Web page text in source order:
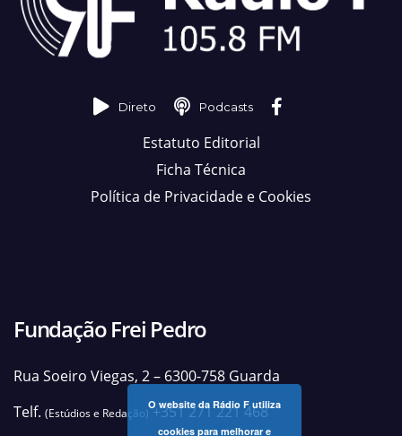
Direto Podcasts
Estatuto Editorial
Ficha Técnica
Política de Privacidade e Cookies
Fundação Frei Pedro
Rua Soeiro Viegas, 2 – 6300-758 Guarda
Telf. (Estúdios e Redação)+351 271 221 468
O website da Rádio F utiliza
cookies para melhorar e